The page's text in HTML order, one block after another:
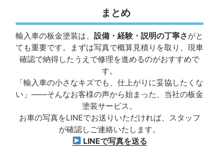
まとめ
輸入車の板金塗装は、 設備・経験・説明の丁寧さがと
ても重要です。まずは写真で概算見積りを取り、現車
確認で納得したうえで修理を進めるのがおすすめで
す。
「輸入車の小さなキズでも、仕上がりに妥協したくな
い」――そんなお客様の声から始まった、当社の板金
塗装サービス。
お車の写真をLINEでお送りいただければ、スタッフ
が確認しご連絡いたします。
LINEで写真を送る